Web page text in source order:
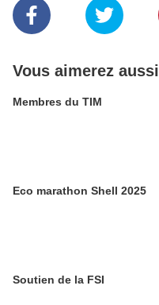
Vous aimerez aussi
Membres du TIM
Eco marathon Shell 2025
Soutien de la FSI